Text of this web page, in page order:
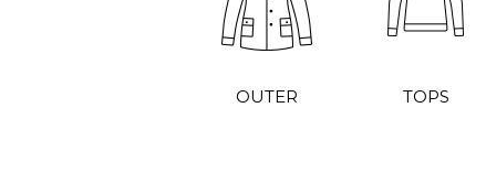
OUTER TOPS